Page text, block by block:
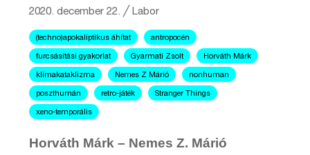
2020. december 22. ╱Labor
(techno)apokaliptikus áhítat antropocén
furcsásítási gyakorlat Gyarmati Zsolt Horváth Márk
klímakataklizma Nemes Z Márió nonhuman
poszthumán retro-játék Stranger Things
xeno-temporális
Horváth Márk – Nemes Z. Márió